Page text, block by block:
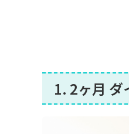
2-2大きな筋肉
2-3日常生活の
3-2血糖値を安
3-3睡眠の質を
まとめ：2ヶ月
1. 2ヶ月